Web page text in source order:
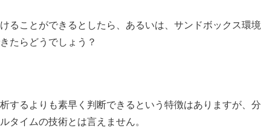
ることができるとしたら、あるいは、サンドボックス環境
たらどうでしょう？
するよりも素早く判断できるという特徴はありますが、分
タイムの技術とは言えません。